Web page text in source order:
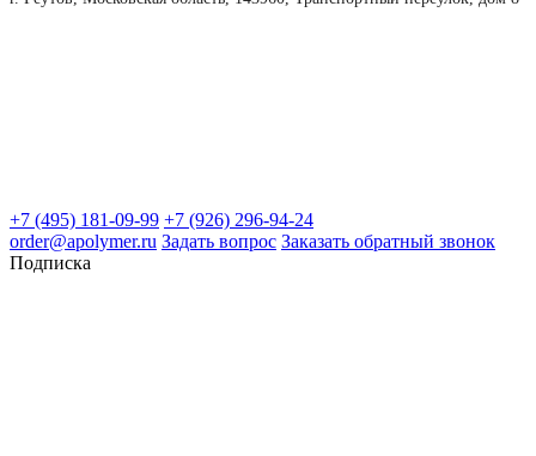
+7 (495) 181-09-99 +7 (926) 296-94-24
order@apolymer.ru Задать вопрос Заказать обратный звонок
Подписка